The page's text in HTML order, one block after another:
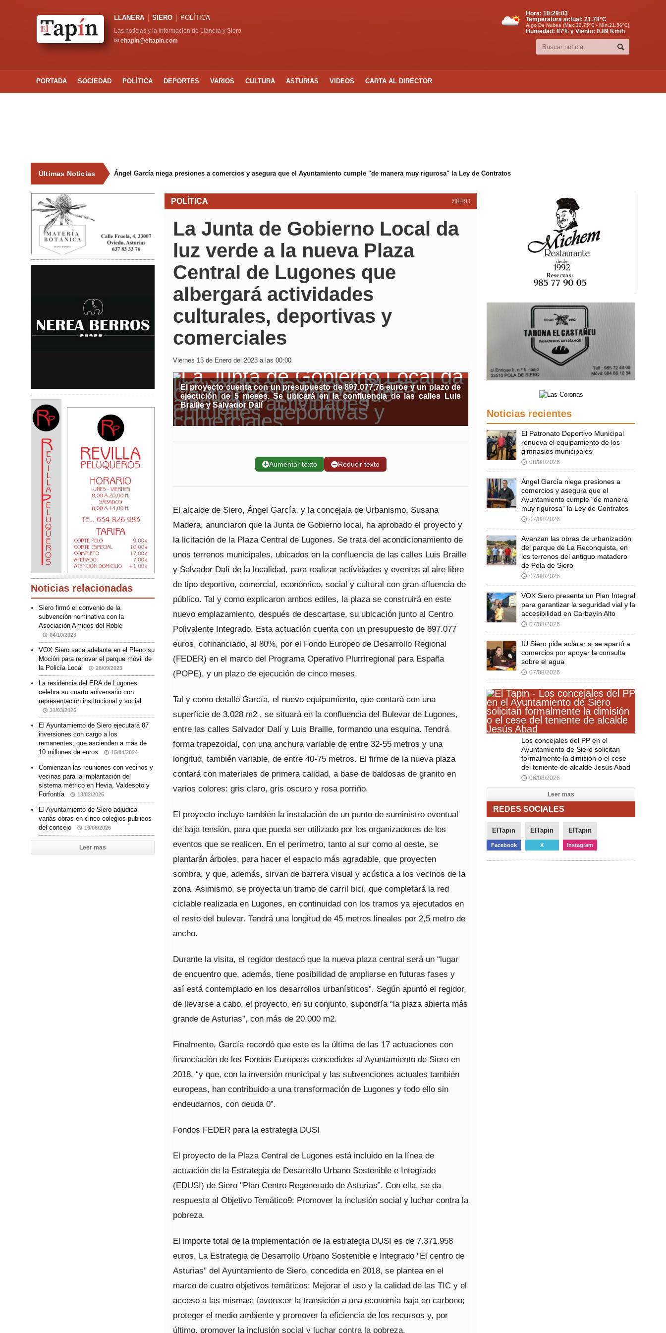
LLANERA SIERO POLÍTICA
Las noticias y la información de Llanera y Siero
✉ eltapin@eltapin.com
Hora: 10:29:04
Temperatura actual: 21.78°C
Algo De Nubes (Max.22.75ºC - Min.21.56ºC)
Humedad: 87% y Viento: 0.89 Km/h
PORTADA SOCIEDAD POLÍTICA DEPORTES VARIOS CULTURA ASTURIAS VIDEOS CARTA AL DIRECTOR
Últimas Noticias Ángel García niega presiones a comercios y asegura que el Ayuntamiento cumple "de manera muy rigurosa" la Ley de Contratos
SIERO
POLÍTICA
La Junta de Gobierno Local da
luz verde a la nueva Plaza
Central de Lugones que
albergará actividades
culturales, deportivas y
comerciales
Viernes 13 de Enero del 2023 a las 00:00
El proyecto cuenta con un presupuesto de 897.077,76 euros y un plazo de
ejecución de 5 meses. Se ubicará en la confluencia de las calles Luis
Braille y Salvador Dalí
➕Aumentar texto ➖Reducir texto
El alcalde de Siero, Ángel García, y la concejala de Urbanismo, Susana
Madera, anunciaron que la Junta de Gobierno local, ha aprobado el proyecto y
la licitación de la Plaza Central de Lugones. Se trata del acondicionamiento de
unos terrenos municipales, ubicados en la confluencia de las calles Luis Braille
y Salvador Dalí de la localidad, para realizar actividades y eventos al aire libre
de tipo deportivo, comercial, económico, social y cultural con gran afluencia de
público. Tal y como explicaron ambos ediles, la plaza se construirá en este
nuevo emplazamiento, después de descartase, su ubicación junto al Centro
Polivalente Integrado. Esta actuación cuenta con un presupuesto de 897.077
euros, cofinanciado, al 80%, por el Fondo Europeo de Desarrollo Regional
(FEDER) en el marco del Programa Operativo Plurriregional para España
(POPE), y un plazo de ejecución de cinco meses.
Tal y como detalló García, el nuevo equipamiento, que contará con una
superficie de 3.028 m2 , se situará en la confluencia del Bulevar de Lugones,
entre las calles Salvador Dalí y Luis Braille, formando una esquina. Tendrá
forma trapezoidal, con una anchura variable de entre 32-55 metros y una
longitud, también variable, de entre 40-75 metros. El firme de la nueva plaza
contará con materiales de primera calidad, a base de baldosas de granito en
varios colores: gris claro, gris oscuro y rosa porriño.
El proyecto incluye también la instalación de un punto de suministro eventual
de baja tensión, para que pueda ser utilizado por los organizadores de los
eventos que se realicen. En el perímetro, tanto al sur como al oeste, se
plantarán árboles, para hacer el espacio más agradable, que proyecten
sombra, y que, además, sirvan de barrera visual y acústica a los vecinos de la
zona. Asimismo, se proyecta un tramo de carril bici, que completará la red
ciclable realizada en Lugones, en continuidad con los tramos ya ejecutados en
el resto del bulevar. Tendrá una longitud de 45 metros lineales por 2,5 metro de
ancho.
Durante la visita, el regidor destacó que la nueva plaza central será un “lugar
de encuentro que, además, tiene posibilidad de ampliarse en futuras fases y
así está contemplado en los desarrollos urbanísticos”. Según apuntó el regidor,
de llevarse a cabo, el proyecto, en su conjunto, supondría “la plaza abierta más
grande de Asturias”, con más de 20.000 m2.
Finalmente, García recordó que este es la última de las 17 actuaciones con
financiación de los Fondos Europeos concedidos al Ayuntamiento de Siero en
2018, “y que, con la inversión municipal y las subvenciones actuales también
europeas, han contribuido a una transformación de Lugones y todo ello sin
endeudarnos, con deuda 0”.
Fondos FEDER para la estrategia DUSI
El proyecto de la Plaza Central de Lugones está incluido en la línea de
actuación de la Estrategia de Desarrollo Urbano Sostenible e Integrado
(EDUSI) de Siero "Plan Centro Regenerado de Asturias”. Con ella, se da
respuesta al Objetivo Temático9: Promover la inclusión social y luchar contra la
pobreza.
El importe total de la implementación de la estrategia DUSI es de 7.371.958
euros. La Estrategia de Desarrollo Urbano Sostenible e Integrado "El centro de
Asturias" del Ayuntamiento de Siero, concedida en 2018, se plantea en el
marco de cuatro objetivos temáticos: Mejorar el uso y la calidad de las TIC y el
acceso a las mismas; favorecer la transición a una economía baja en carbono;
proteger el medio ambiente y promover la eficiencia de los recursos y, por
último, promover la inclusión social y luchar contra la pobreza.
Noticias relacionadas
Siero firmó el convenio de la
subvención nominativa con la
Asociación Amigos del Roble
04/10/2023
VOX Siero saca adelante en el Pleno su
Moción para renovar el parque móvil de
la Policía Local
28/09/2023
La residencia del ERA de Lugones
celebra su cuarto aniversario con
representación institucional y social
31/03/2026
El Ayuntamiento de Siero ejecutará 87
inversiones con cargo a los
remanentes, que ascienden a más de
10 millones de euros
15/04/2024
Comienzan las reuniones con vecinos y
vecinas para la implantación del
sistema métrico en Hevia, Valdesoto y
Forfontía
13/02/2025
El Ayuntamiento de Siero adjudica
varias obras en cinco colegios públicos
del concejo
16/06/2026
Leer mas
Noticias recientes
El Patronato Deportivo Municipal
renueva el equipamiento de los
gimnasios municipales
🕔 08/08/2026
Ángel García niega presiones a
comercios y asegura que el
Ayuntamiento cumple "de manera
muy rigurosa" la Ley de Contratos
🕔 07/08/2026
Avanzan las obras de urbanización
del parque de La Reconquista, en
los terrenos del antiguo matadero
de Pola de Siero
🕔 07/08/2026
VOX Siero presenta un Plan Integral
para garantizar la seguridad vial y la
accesibilidad en Carbayín Alto
🕔 07/08/2026
IU Siero pide aclarar si se apartó a
comercios por apoyar la consulta
sobre el agua
🕔 07/08/2026
Los concejales del PP en el
Ayuntamiento de Siero solicitan
formalmente la dimisión o el cese
del teniente de alcalde Jesús Abad
🕔 06/08/2026
Leer mas
REDES SOCIALES
ElTapin
Facebook
ElTapin
X
ElTapin
Instagram